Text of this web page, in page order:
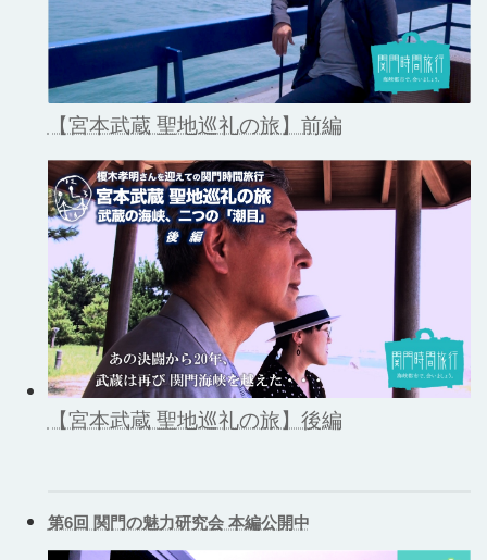
【宮本武蔵 聖地巡礼の旅】前編
【宮本武蔵 聖地巡礼の旅】後編
第6回 関門の魅力研究会 本編公開中